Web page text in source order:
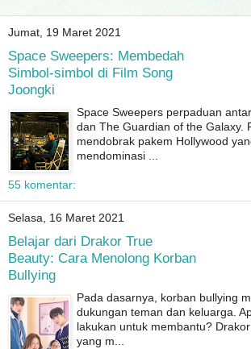
Jumat, 19 Maret 2021
Space Sweepers: Membedah
Simbol-simbol di Film Song
Joongki
Space Sweepers perpaduan
dan The Guardian of the Galaxy.
mendobrak pakem Hollywood
mendominasi ...
55 komentar:
Selasa, 16 Maret 2021
Belajar dari Drakor True
Beauty: Cara Menolong Korban
Bullying
Pada dasarnya, korban bullying
dukungan teman dan keluarga.
lakukan untuk membantu?
yang m...